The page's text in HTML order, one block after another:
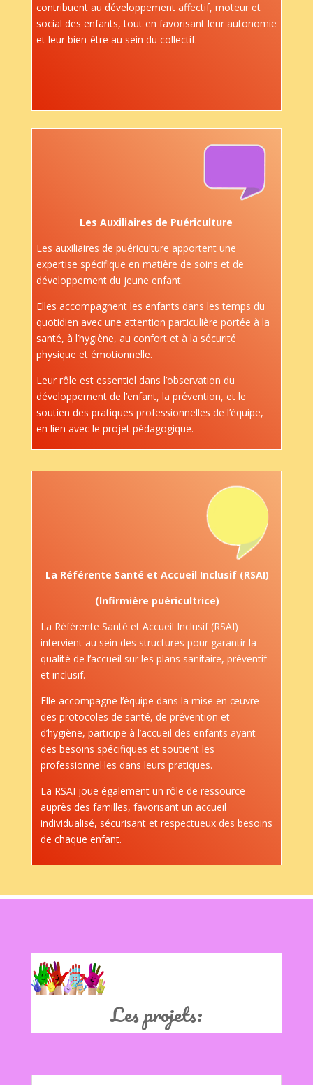
contribuent au développement affectif, moteur et
social des enfants, tout en favorisant leur autonomie
et leur bien-être au sein du collectif.
Les Auxiliaires de Puériculture
Les auxiliaires de puériculture apportent une
expertise spécifique en matière de soins et de
développement du jeune enfant.
Elles accompagnent les enfants dans les temps du
quotidien avec une attention particulière portée à la
santé, à l’hygiène, au confort et à la sécurité
physique et émotionnelle.
Leur rôle est essentiel dans l’observation du
développement de l’enfant, la prévention, et le
soutien des pratiques professionnelles de l’équipe,
en lien avec le projet pédagogique.
La Référente Santé et Accueil Inclusif (RSAI)
(Infirmière puéricultrice)
La Référente Santé et Accueil Inclusif (RSAI)
intervient au sein des structures pour garantir la
qualité de l’accueil sur les plans sanitaire, préventif
et inclusif.
Elle accompagne l’équipe dans la mise en œuvre
des protocoles de santé, de prévention et
d’hygiène, participe à l’accueil des enfants ayant
des besoins spécifiques et soutient les
professionnel·les dans leurs pratiques.
La RSAI joue également un rôle de ressource
auprès des familles, favorisant un accueil
individualisé, sécurisant et respectueux des besoins
de chaque enfant.
Clics
Les projets: